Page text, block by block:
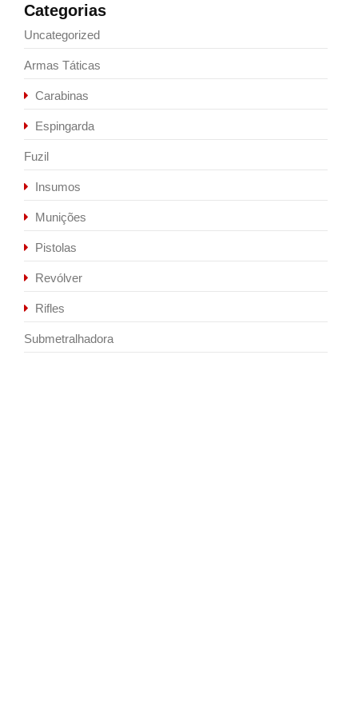
Categorias
Uncategorized
Armas Táticas
Carabinas
Espingarda
Fuzil
Insumos
Munições
Pistolas
Revólver
Rifles
Submetralhadora